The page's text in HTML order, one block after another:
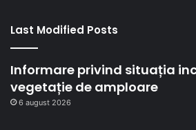
Last Modified Posts
Informare privind situația
vegetație de amploare
6 august 2026